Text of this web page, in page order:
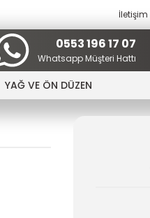
İletişim
0553 196 17 07
Whatsapp Müşteri Hattı
YAĞ VE ÖN DÜZEN